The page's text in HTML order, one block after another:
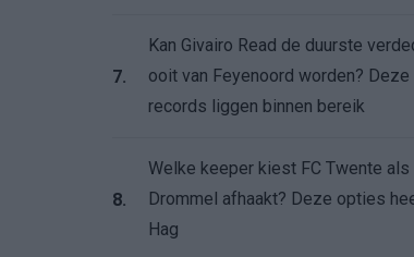
7.
Kan Givairo Read de duurste
ooit van Feyenoord worden? Deze
records liggen binnen bereik
8.
Welke keeper kiest FC Twente als
Drommel afhaakt? Deze opties
Hag